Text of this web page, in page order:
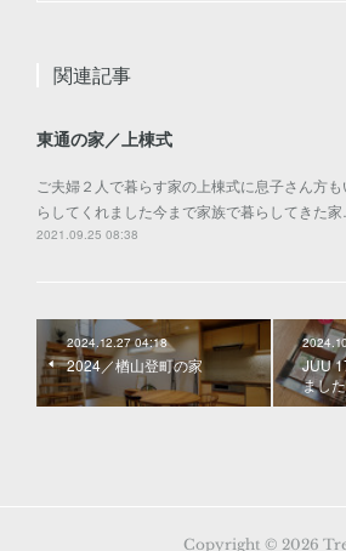
関連記事
東通の家／上棟式
ご夫婦２人で暮らす家の上棟式に息子さん方も
らしてくれました今まで家族で暮らしてきた家…
2021.09.25 08:38
2024.12.27 04:18
2024／楢山登町の家
JUU
ました
Copyright © 2026